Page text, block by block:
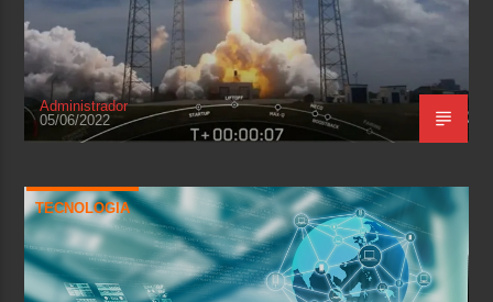
Administrador
05/06/2022
TECNOLOGIA